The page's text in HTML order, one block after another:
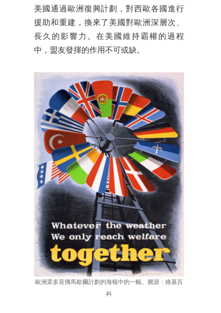
美國通過歐洲復興計劃，對西歐各國進行
援助和重建，換來了美國對歐洲深層次、
長久的影響力。在美國維持霸權的過程
中，盟友發揮的作用不可或缺。
歐洲眾多宣傳馬歇爾計劃的海報中的一幅。圖源：維基百
科